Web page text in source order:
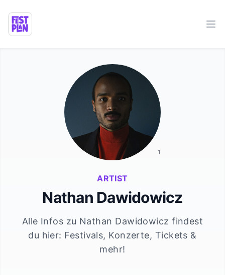
ARTIST
Nathan Dawidowicz
Alle Infos zu Nathan Dawidowicz findest
du hier: Festivals, Konzerte, Tickets &
mehr!
1